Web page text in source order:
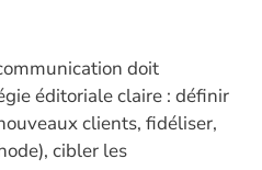
doit
éditoriale claire : définir
clients, fidéliser,
cibler les